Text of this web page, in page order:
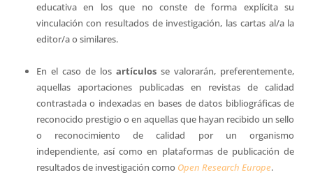
educativa en los que no conste de forma explícita su
vinculación con resultados de investigación, las cartas al/a la
editor/a o similares.
En el caso de losartículos se valorarán, preferentemente,
aquellas aportaciones publicadas en revistas de calidad
contrastada o indexadas en bases de datos bibliográficas de
reconocido prestigio o en aquellas que hayan recibido un sello
o reconocimiento de calidad por un organismo
independiente, así como en plataformas de publicación de
resultados de investigación como Open Research Europe.